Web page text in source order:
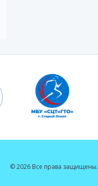
© 2026 Все права защищены.